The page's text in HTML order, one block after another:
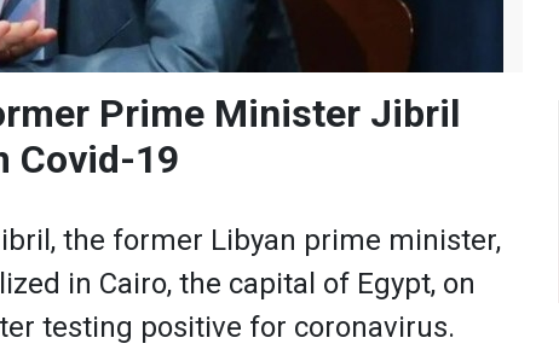
Prime Minister Jibril
Covid-19
the former Libyan prime minister,
in Cairo, the capital of Egypt, on
testing positive for coronavirus.